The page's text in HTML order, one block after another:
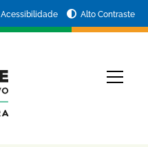
Acessibilidade Alto Contraste